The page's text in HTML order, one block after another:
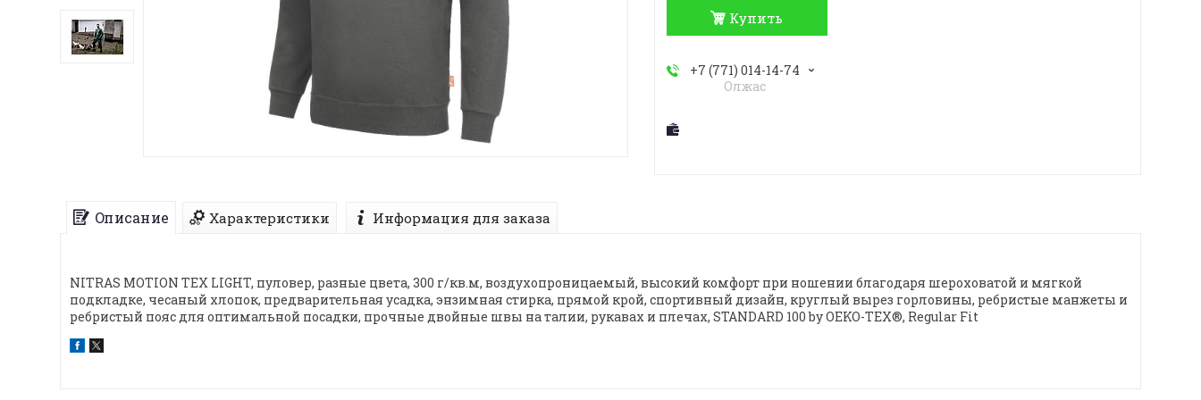
Купить
+7 (771) 014-14-74
Олжас
Описание Характеристики Информация для заказа
NITRAS MOTION TEX LIGHT, пуловер, разные цвета, 300 г/кв.м, воздухопроницаемый, высокий комфорт при ношении благодаря шероховатой и мягкой
подкладке, чесаный хлопок, предварительная усадка, энзимная стирка, прямой крой, спортивный дизайн, круглый вырез горловины, ребристые манжеты и
ребристый пояс для оптимальной посадки, прочные двойные швы на талии, рукавах и плечах, STANDARD 100 by OEKO-TEX®, Regular Fit